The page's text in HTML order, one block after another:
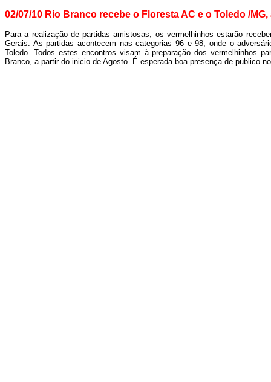
02/07/10 Rio Branco recebe o Floresta AC e o Toledo /MG,
Para a realização de partidas amistosas, os vermelhinhos estarão
Gerais. As partidas acontecem nas categorias 96 e 98, onde o
Toledo. Todos estes encontros visam à preparação dos vermelhinhos
Branco, a partir do inicio de Agosto. É esperada boa presença de publico